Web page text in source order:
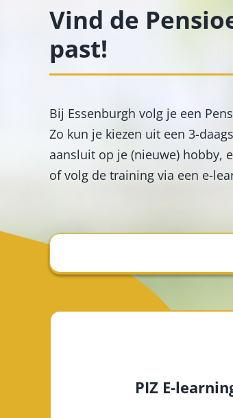
Vind de
past!
Bij Essenburgh volg je een
Zo kun je kiezen uit een 3-
aansluit op je (nieuwe) hobby,
of volg de training via een e-
PIZ E-